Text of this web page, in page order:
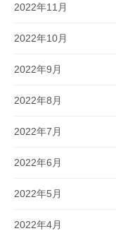
2022年11月
2022年10月
2022年9月
2022年8月
2022年7月
2022年6月
2022年5月
2022年4月